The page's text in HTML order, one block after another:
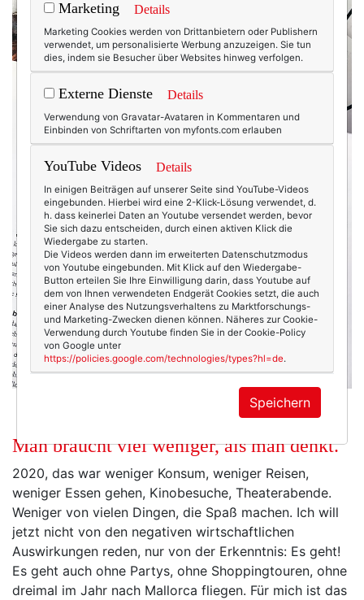
Man braucht viel weniger, als man denkt.
2020, das war weniger Konsum, weniger Reisen,
weniger Essen gehen, Kinobesuche, Theaterabende.
Weniger von vielen Dingen, die Spaß machen. Ich will
jetzt nicht von den negativen wirtschaftlichen
Auswirkungen reden, nur von der Erkenntnis: Es geht!
Es geht auch ohne Partys, ohne Shoppingtouren, ohne
dreimal im Jahr nach Mallorca fliegen. Für mich ist das
Marketing Details
Marketing Cookies werden von Drittanbietern oder Publishern
verwendet, um personalisierte Werbung anzuzeigen. Sie tun
dies, indem sie Besucher über Websites hinweg verfolgen.
Externe Dienste Details
Verwendung von Gravatar-Avataren in Kommentaren und
Einbinden von Schriftarten von myfonts.com erlauben
YouTube Videos Details
In einigen Beiträgen auf unserer Seite sind YouTube-Videos
eingebunden. Hierbei wird eine 2-Klick-Lösung verwendet, d.
h. dass keinerlei Daten an Youtube versendet werden, bevor
Sie sich dazu entscheiden, durch einen aktiven Klick die
Wiedergabe zu starten.
Die Videos werden dann im erweiterten Datenschutzmodus
von Youtube eingebunden. Mit Klick auf den Wiedergabe-
Button erteilen Sie Ihre Einwilligung darin, dass Youtube auf
dem von Ihnen verwendeten Endgerät Cookies setzt, die auch
einer Analyse des Nutzungsverhaltens zu Marktforschungs-
und Marketing-Zwecken dienen können. Näheres zur Cookie-
Verwendung durch Youtube finden Sie in der Cookie-Policy
von Google unter
https://policies.google.com/technologies/types?hl=de.
Speichern